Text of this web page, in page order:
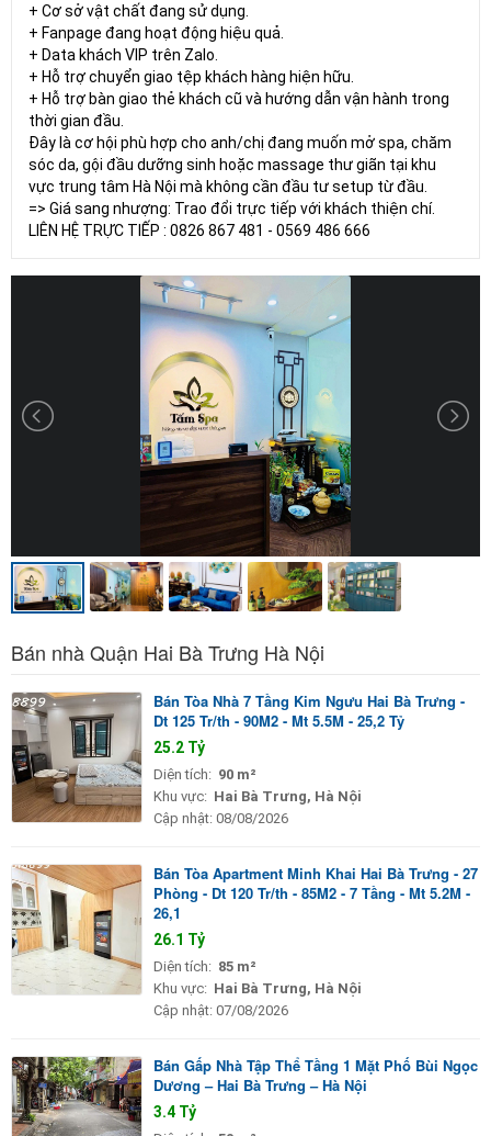
+ Cơ sở vật chất đang sử dụng.
+ Fanpage đang hoạt động hiệu quả.
+ Data khách VIP trên Zalo.
+ Hỗ trợ chuyển giao tệp khách hàng hiện hữu.
+ Hỗ trợ bàn giao thẻ khách cũ và hướng dẫn vận hành trong
thời gian đầu.
Đây là cơ hội phù hợp cho anh/chị đang muốn mở spa, chăm
sóc da, gội đầu dưỡng sinh hoặc massage thư giãn tại khu
vực trung tâm Hà Nội mà không cần đầu tư setup từ đầu.
=> Giá sang nhượng: Trao đổi trực tiếp với khách thiện chí.
LIÊN HỆ TRỰC TIẾP : 0826 867 481 - 0569 486 666
Bán nhà Quận Hai Bà Trưng Hà Nội
Bán Tòa Nhà 7 Tầng Kim Ngưu Hai Bà Trưng -
Dt 125 Tr/th - 90M2 - Mt 5.5M - 25,2 Tỷ
25.2 Tỷ
Diện tích: 90 m²
Khu vực: Hai Bà Trưng, Hà Nội
Cập nhật: 08/08/2026
Bán Tòa Apartment Minh Khai Hai Bà Trưng - 27
Phòng - Dt 120 Tr/th - 85M2 - 7 Tầng - Mt 5.2M -
26,1
26.1 Tỷ
Diện tích: 85 m²
Khu vực: Hai Bà Trưng, Hà Nội
Cập nhật: 07/08/2026
Bán Gấp Nhà Tập Thể Tầng 1 Mặt Phố Bùi Ngọc
Dương – Hai Bà Trưng – Hà Nội
3.4 Tỷ